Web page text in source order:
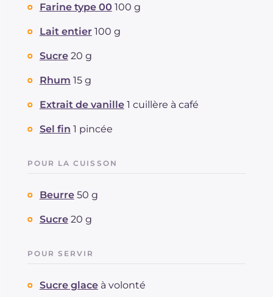
Farine type 00 100 g
Lait entier 100 g
Sucre 20 g
Rhum 15 g
Extrait de vanille 1 cuillère à café
Sel fin 1 pincée
POUR LA CUISSON
Beurre 50 g
Sucre 20 g
POUR SERVIR
Sucre glace à volonté